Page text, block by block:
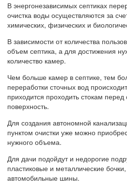
В энергонезависимых септиках
очистка воды осуществляются за
химических, физических и
В зависимости от количества
объем септика, а для достижения
количество камер.
Чем больше камер в септике, тем
переработки сточных вод
приходится проходить стокам
поверхность.
Для создания автономной
пунктом очистки уже можно
нужного объема.
Для дачи подойдут и недорогие
пластиковые и металлические
автомобильные шины.